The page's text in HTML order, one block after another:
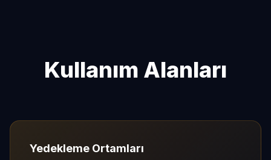
Kullanım Alanları
Yedekleme Ortamları